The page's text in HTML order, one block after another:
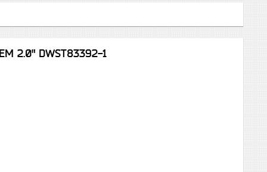
2.0" DWST83392-1